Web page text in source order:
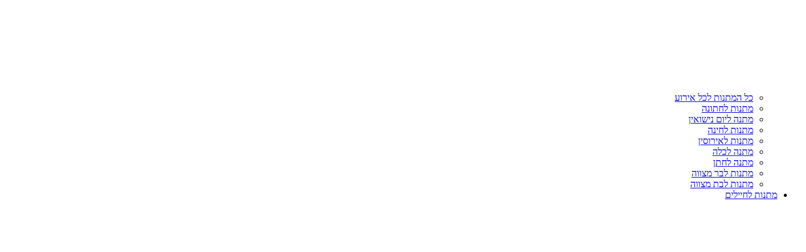
כל המתנות לכל אירוע
מתנות לחתונה
מתנה ליום נישואין
מתנות לחינה
מתנות לאירוסין
מתנה לכלה
מתנה לחתן
מתנות לבר מצווה
מתנות לבת מצווה
מתנות לחיילים